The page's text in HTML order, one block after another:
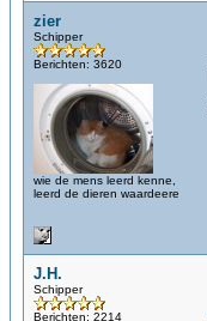
zier
Schipper
Berichten: 3620
wie de mens leerd kenne,
leerd de dieren waardeere
J.H.
Schipper
Berichten: 2214